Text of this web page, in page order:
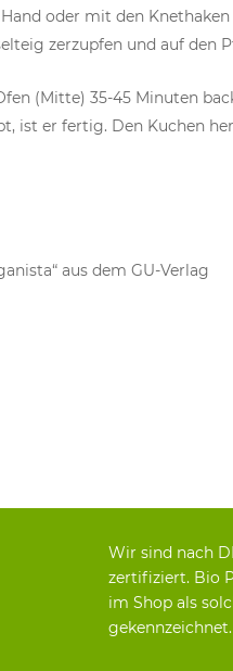
oder mit den
zerzupfen und auf den
(Mitte) 35-45 Minuten
ist er fertig. Den Kuchen
aus dem GU-Verlag
Wir sind nach
zertifiziert. Bio
im Shop als
gekennzeichnet.